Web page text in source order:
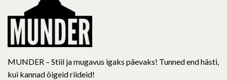
product
page
MUNDER – Stiil ja mugavus igaks päevaks! Tunned end hästi,
kui kannad õigeid riideid!